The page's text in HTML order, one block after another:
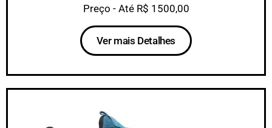
Preço - Até R$ 1500,00
Ver mais Detalhes